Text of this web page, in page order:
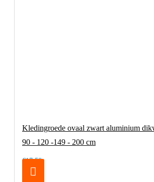
Kledingroede ovaal zwart aluminium
90 - 120 -149 - 200 cm
€17,50